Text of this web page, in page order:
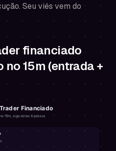
Seu viés vem do
financiado
15m (entrada +